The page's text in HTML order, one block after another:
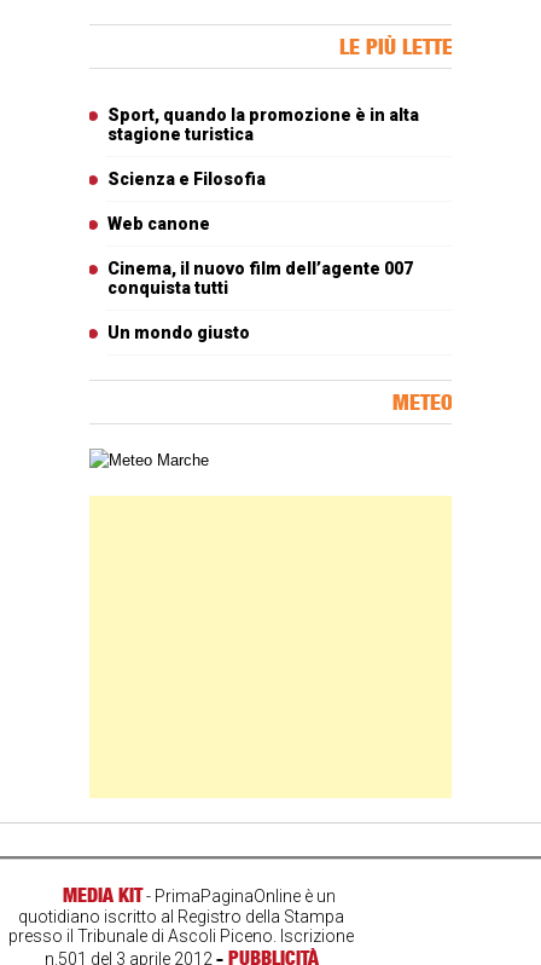
LE PIÙ LETTE
Sport, quando la promozione è in alta
stagione turistica
Scienza e Filosofia
Web canone
Cinema, il nuovo film dell’agente 007
conquista tutti
Un mondo giusto
METEO
Carta meteorologica delle Marche
MEDIA KIT- PrimaPaginaOnline è un
quotidiano iscritto al Registro della Stampa
presso il Tribunale di Ascoli Piceno. Iscrizione
n.501 del 3 aprile 2012- PUBBLICITÀ